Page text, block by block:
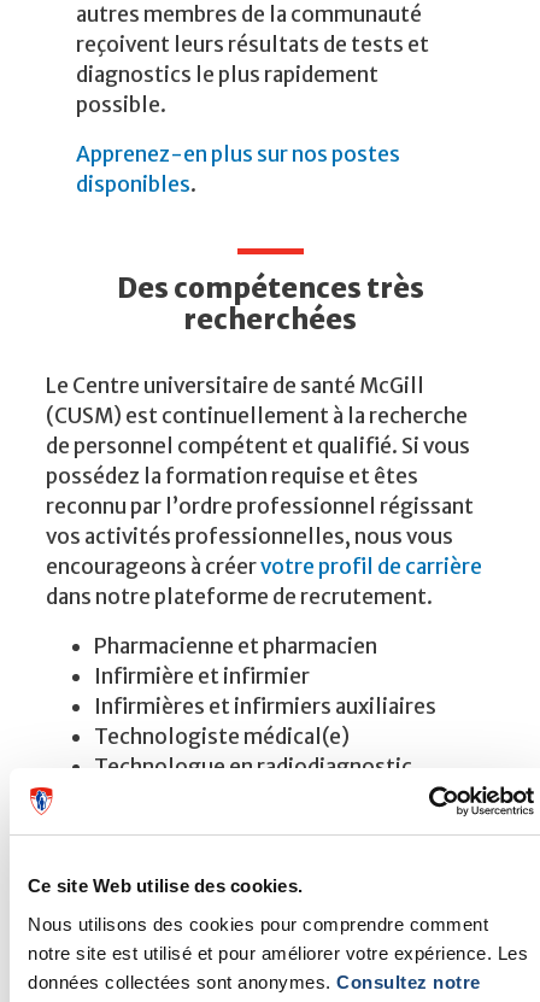
Ce site Web utilise des cookies.
Nous utilisons des cookies pour comprendre comment
notre site est utilisé et pour améliorer votre expérience. Les
données collectées sont anonymes. Consultez notre
autres membres de la communauté
reçoivent leurs résultats de tests et
diagnostics le plus rapidement
possible.
Apprenez-en plus sur nos postes
disponibles.
Des compétences très
recherchées
Le Centre universitaire de santé McGill
(CUSM) est continuellement à la recherche
de personnel compétent et qualifié. Si vous
possédez la formation requise et êtes
reconnu par l’ordre professionnel régissant
vos activités professionnelles, nous vous
encourageons à créervotre profil de carrière
dans notre plateforme de recrutement.
Pharmacienne et pharmacien
Infirmière et infirmier
Infirmières et infirmiers auxiliaires
Technologiste médical(e)
Technologue en radiodiagnostic
Technicien(ne) en administration
Agent(e) administratif(ve) (classe II, III,
IV)